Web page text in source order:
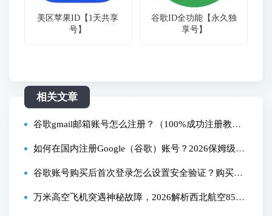
美区苹果ID【1天共享
号】
谷歌ID全功能【永久独
享号】
相关文章
谷歌gmail邮箱账号怎么注册？（100%成功注册教
程）
如何在国内注册Google（谷歌）账号？2026保姆级指
南：国内注册谷歌账号，100%成功+避坑清单（亲测
有效）
谷歌账号购买后首次登录怎么设置安全验证？购买后
怎么添加辅助邮箱提升安全性？
万米高空飞机突遇神秘故障，2026解析西北航空85号